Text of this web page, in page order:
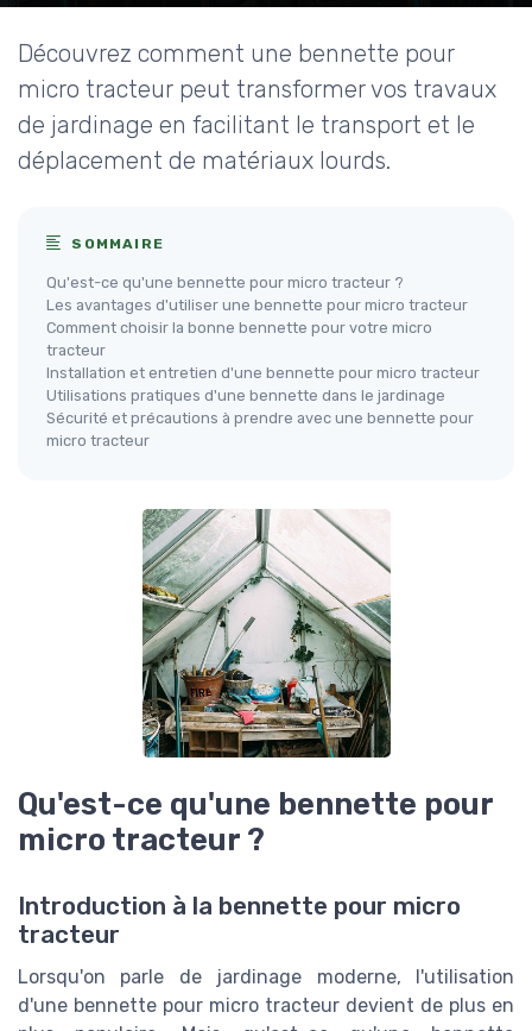
Découvrez comment une bennette pour
micro tracteur peut transformer vos travaux
de jardinage en facilitant le transport et le
déplacement de matériaux lourds.
SOMMAIRE
Qu'est-ce qu'une bennette pour micro tracteur ?
Les avantages d'utiliser une bennette pour micro tracteur
Comment choisir la bonne bennette pour votre micro
tracteur
Installation et entretien d'une bennette pour micro tracteur
Utilisations pratiques d'une bennette dans le jardinage
Sécurité et précautions à prendre avec une bennette pour
micro tracteur
Qu'est-ce qu'une bennette pour
micro tracteur ?
Introduction à la bennette pour micro
tracteur
Lorsqu'on parle de jardinage moderne, l'utilisation
d'une bennette pour micro tracteur devient de plus en